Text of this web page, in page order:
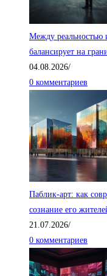
Между реальностью
балансирует на
04.08.2026/
0 комментариев
Паблик-арт: как
сознание его
21.07.2026/
0 комментариев